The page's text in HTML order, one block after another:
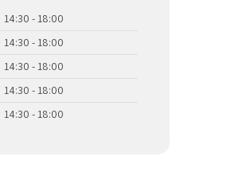
14:30 - 18:00
14:30 - 18:00
14:30 - 18:00
14:30 - 18:00
14:30 - 18:00